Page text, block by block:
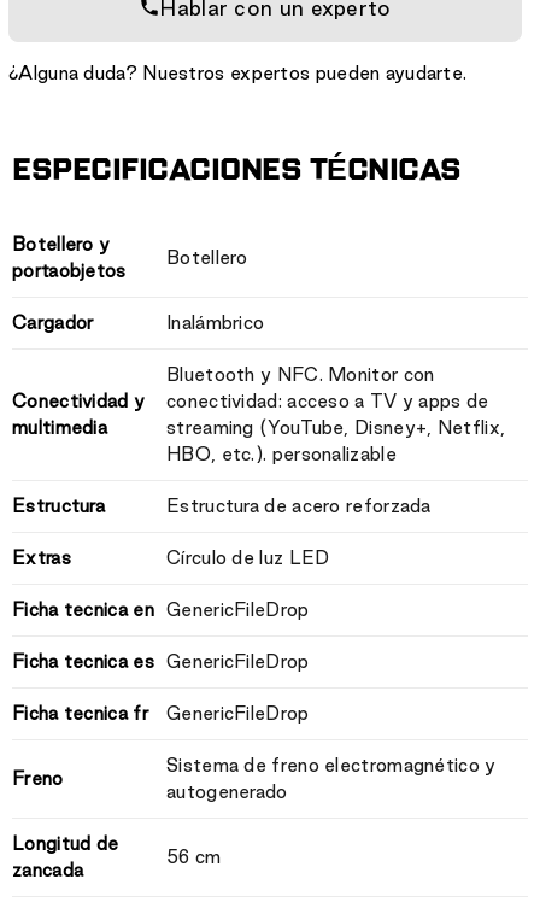
Hablar con un experto
¿Alguna duda? Nuestros expertos pueden ayudarte.
ESPECIFICACIONES TÉCNICAS
Botellero y
portaobjetos
Botellero
Cargador Inalámbrico
Conectividad y
multimedia
Bluetooth y NFC. Monitor con
conectividad: acceso a TV y apps de
streaming (YouTube, Disney+, Netflix,
HBO, etc.). personalizable
Estructura Estructura de acero reforzada
Extras Círculo de luz LED
Ficha tecnica en GenericFileDrop
Ficha tecnica es GenericFileDrop
Ficha tecnica fr GenericFileDrop
Freno
Sistema de freno electromagnético y
autogenerado
Longitud de
zancada
56 cm